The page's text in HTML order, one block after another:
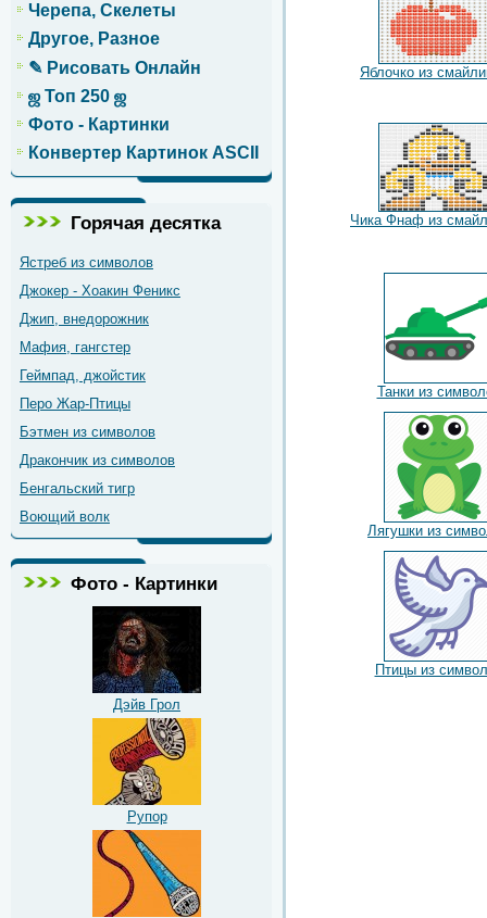
Черепа, Скелеты
Другое, Разное
✎ Рисовать Онлайн
ஜ Топ 250 ஜ
Фото - Картинки
Конвертер Картинок ASCII
Горячая десятка
Ястреб из символов
Джокер - Хоакин Феникс
Джип, внедорожник
Мафия, гангстер
Геймпад, джойстик
Перо Жар-Птицы
Бэтмен из символов
Дракончик из символов
Бенгальский тигр
Воющий волк
Фото - Картинки
Дэйв Грол
Рупор
Яблочко из
Чика Фнаф из
Танки из
Лягушки из
Птицы из